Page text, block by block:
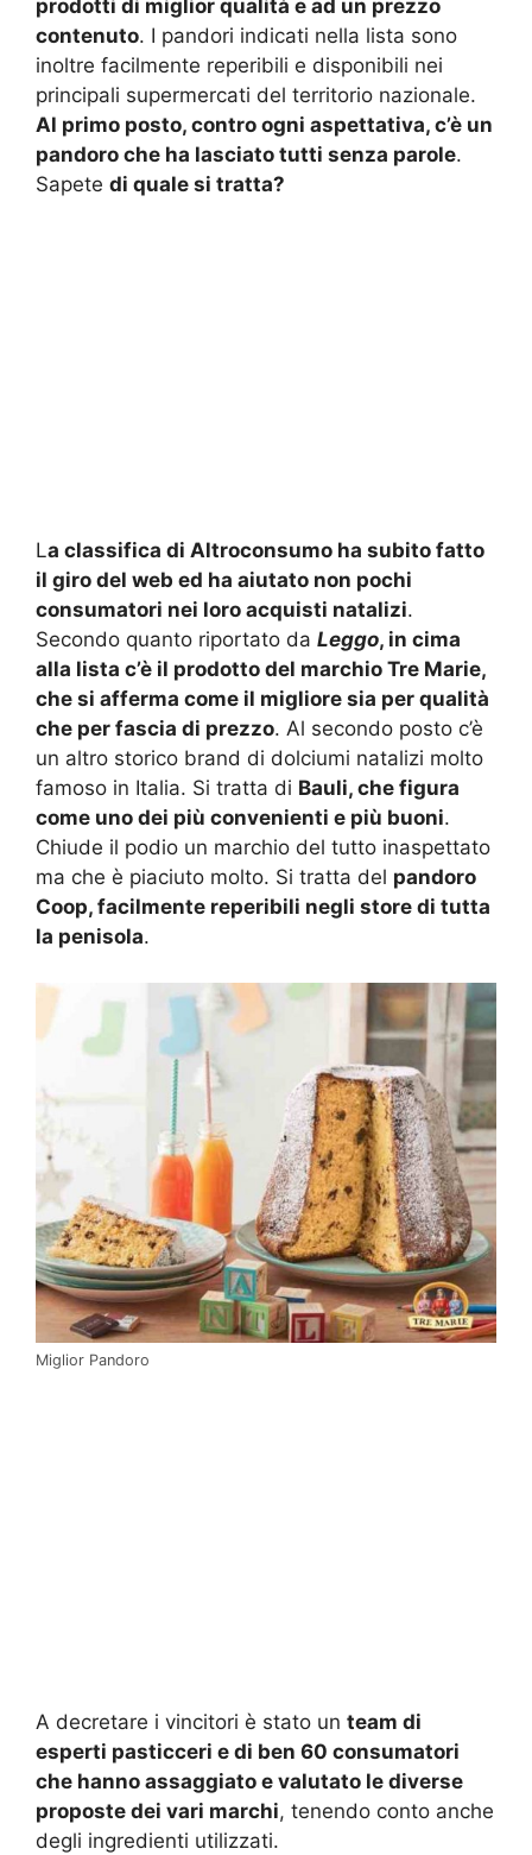
prodotti di miglior qualità e ad un prezzo
contenuto. I pandori indicati nella lista sono
inoltre facilmente reperibili e disponibili nei
principali supermercati del territorio nazionale.
Al primo posto, contro ogni aspettativa, c’è un
pandoro che ha lasciato tutti senza parole.
Sapete di quale si tratta?
La classifica di Altroconsumo ha subito fatto
il giro del web ed ha aiutato non pochi
consumatori nei loro acquisti natalizi.
Secondo quanto riportato da Leggo, in cima
alla lista c’è il prodotto del marchio Tre Marie,
che si afferma come il migliore sia per qualità
che per fascia di prezzo. Al secondo posto c’è
un altro storico brand di dolciumi natalizi molto
famoso in Italia. Si tratta di Bauli, che figura
come uno dei più convenienti e più buoni.
Chiude il podio un marchio del tutto inaspettato
ma che è piaciuto molto. Si tratta del pandoro
Coop, facilmente reperibili negli store di tutta
la penisola.
Miglior Pandoro
A decretare i vincitori è stato un team di
esperti pasticceri e di ben 60 consumatori
che hanno assaggiato e valutato le diverse
proposte dei vari marchi, tenendo conto anche
degli ingredienti utilizzati.